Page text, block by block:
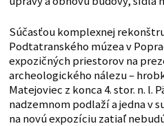
Súčasťou komplexnej
Podtatranského múzea v
expozičných priestorov na
archeologického nálezu –
Matejoviec z konca 4. stor. n. l.
nadzemnom podlaží a jedna v
na novú expozíciu zatiaľ